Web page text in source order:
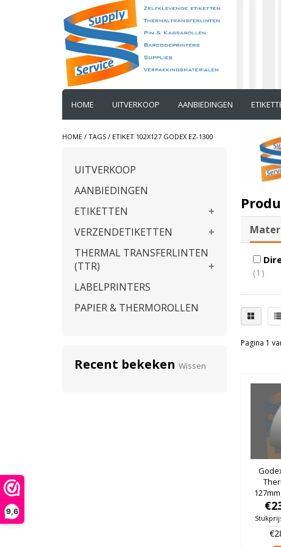
9,6
HOME UITVERKOOP AANBIEDINGEN
HOME / TAGS / ETIKET 102X127 GODEX EZ-1300
UITVERKOOP
AANBIEDINGEN
ETIKETTEN
VERZENDETIKETTEN
THERMAL TRANSFERLINTEN
(TTR)
LABELPRINTERS
PAPIER & THERMOROLLEN
Recent bekeken Wissen
(1)
Pagina 1